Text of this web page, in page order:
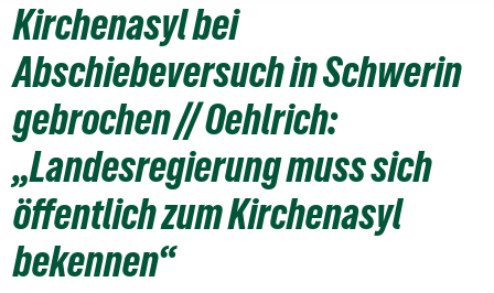
Kirchenasyl bei
Abschiebeversuch in Schwerin
gebrochen // Oehlrich:
„Landesregierung muss sich
öffentlich zum Kirchenasyl
bekennen“